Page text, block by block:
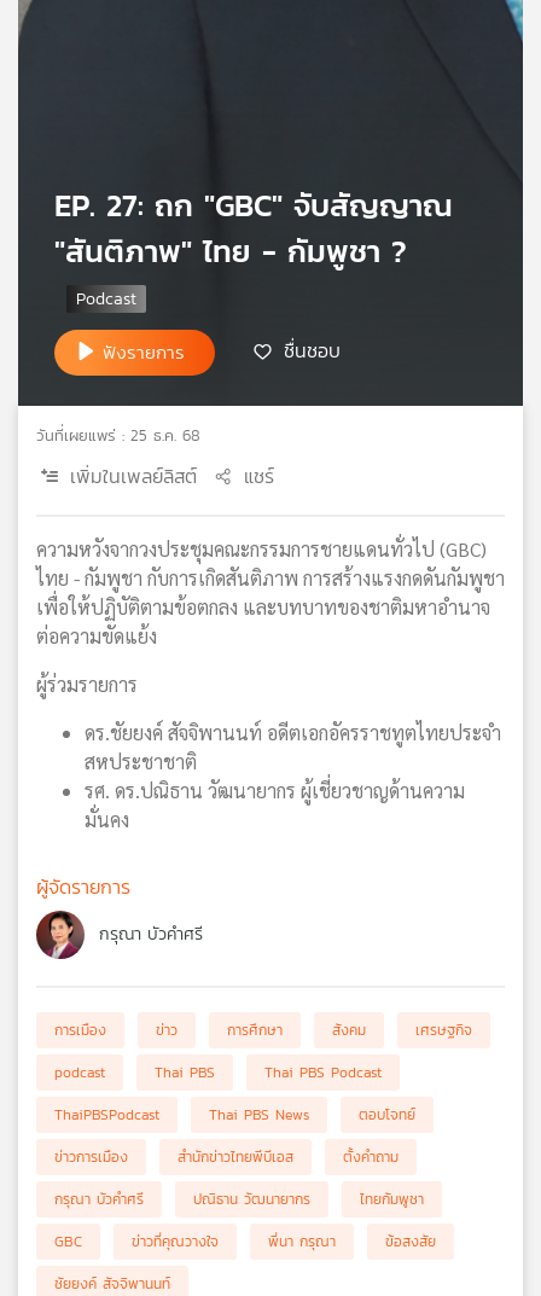
เกี่ยว
แผนที่
วิทยุ
เครือ
ข่าย
EP. 27: ถก "GBC" จับสัญญาณ
"สันติภาพ" ไทย - กัมพูชา ?
ฟังรายการ ชื่นชอบ
วันที่เผยแพร่ : 25 ธ.ค. 68
เพิ่มในเพลย์ลิสต์ แชร์
ความหวังจากวงประชุมคณะกรรมการชายแดนทั่วไป (GBC)
ไทย - กัมพูชา กับการเกิดสันติภาพ การสร้างแรงกดดันกัมพูชา
เพื่อให้ปฏิบัติตามข้อตกลง และบทบาทของชาติมหาอำนาจ
ต่อความขัดแย้ง
ผู้ร่วมรายการ
ดร.ชัยยงค์ สัจจิพานนท์ อดีตเอกอัครราชทูตไทยประจำ
สหประชาชาติ
รศ. ดร.ปณิธาน วัฒนายากร ผู้เชี่ยวชาญด้านความ
มั่นคง
ผู้จัดรายการ
กรุณา บัวคำศรี
การเมือง ข่าว การศึกษา สังคม
เศรษฐกิจ
podcast
Thai PBS
Thai PBS Podcast
ThaiPBSPodcast
Thai PBS News
ตอบโจทย์
ข่าวการเมือง
สำนักข่าวไทยพีบีเอส
ตั้งคำถาม
กรุณา บัวคำศรี
ปณิธาน วัฒนายากร
ไทยกัมพูชา
GBC
ข่าวที่คุณวางใจ พี่นา กรุณา
ข้อสงสัย
ชัยยงค์ สัจจิพานนท์